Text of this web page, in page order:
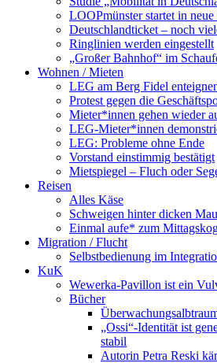
LOOPmünster startet in neue
Deutschlandticket – noch
Ringlinien werden eingestellt
„Großer Bahnhof“ im
Wohnen / Mieten
LEG am Berg Fidel
Protest gegen die
Mieter*innen gehen wieder
LEG-Mieter*innen
LEG: Probleme ohne Ende
Vorstand einstimmig bestätigt
Mietspiegel – Fluch oder
Reisen
Alles Käse
Schweigen hinter dicken
Einmal aufe* zum
Migration / Flucht
Selbstbedienung im
KuK
Wewerka-Pavillon ist ein
Bücher
„Ossi“-Identität ist
stabil
Autorin Petra Reski